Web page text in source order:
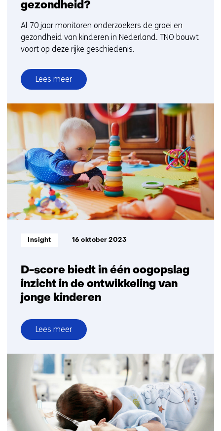
gezondheid?
Al 70 jaar monitoren onderzoekers de groei en
gezondheid van kinderen in Nederland. TNO bouwt
voort op deze rijke geschiedenis.
Lees meer
over
Zesde
Landelijke
Groeistudie:
groeien
onze
kinderen
en
wat
zegt
dat
hun
D-score biedt in één oogopslag
inzicht in de ontwikkeling van
jonge kinderen
Informatietype:
Insight 16 oktober 2023
Lees meer
over
D-
score
biedt
in
één
oogopslag
inzicht